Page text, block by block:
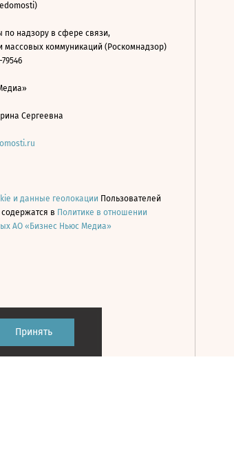
Принять
надзору в сфере связи,
массовых коммуникаций (Роскомнадзор)
Сергеевна
и данные геолокации Пользователей
в Политике в отношении
АО «Бизнес Ньюс Медиа»